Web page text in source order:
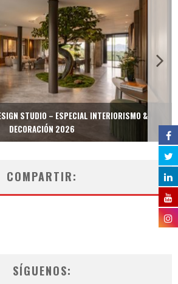
STUDIO – ESPECIAL INTERIORISMO &
DECORACIÓN 2026
COMPARTIR:
SÍGUENOS: